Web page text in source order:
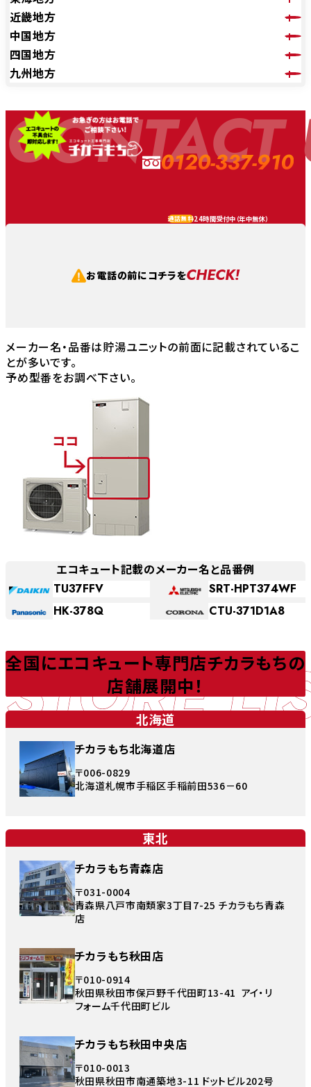
近畿地方
中国地方
四国地方
九州地方
CONTACT
0120-337-910
通話無料24時間受付中（年中無休）
お電話の前にコチラをCHECK!
メーカー名・品番は貯湯ユニットの前面に記載されているこ
とが多いです。
予め型番をお調べ下さい。
エコキュート記載のメーカー名と品番例
TU37FFV
SRT-HPT374WF
HK-378Q
CTU-371D1A8
STORE
全国にエコキュート専門店チカラもちの
店舗展開中！
北海道
チカラもち北海道店
〒006-0829
北海道札幌市手稲区手稲前田536－60
東北
チカラもち青森店
〒031-0004
青森県八戸市南類家3丁目7-25 チカラもち青森
店
チカラもち秋田店
〒010-0914
秋田県秋田市保戸野千代田町13-41 アイ・リ
フォーム千代田町ビル
チカラもち秋田中央店
〒010-0013
秋田県秋田市南通築地3-11 ドットビル202号